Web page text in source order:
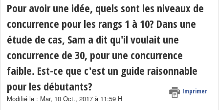
Pour avoir une idée, quels sont les niveaux de
concurrence pour les rangs 1 à 10? Dans une
étude de cas, Sam a dit qu'il voulait une
concurrence de 30, pour une concurrence
faible. Est-ce que c'est un guide raisonnable
pour les débutants?
Imprimer
Modifié le : Mar, 10 Oct., 2017 à 11:59 H